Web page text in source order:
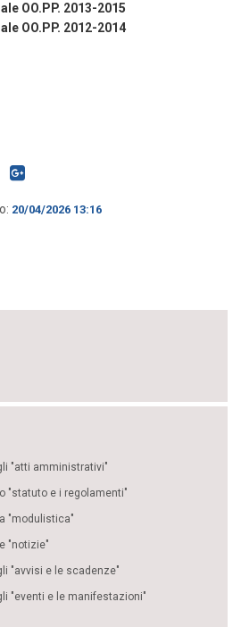
OO.PP. 2013-2015
OO.PP. 2012-2014
20/04/2026 13:16
"atti amministrativi"
"statuto e i regolamenti"
"modulistica"
"notizie"
"avvisi e le scadenze"
"eventi e le manifestazioni"